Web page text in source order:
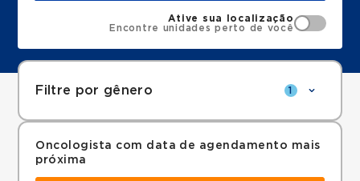
Ative sua localização
Encontre unidades perto de você
Filtre por gênero 1
Oncologista com data de agendamento mais
próxima